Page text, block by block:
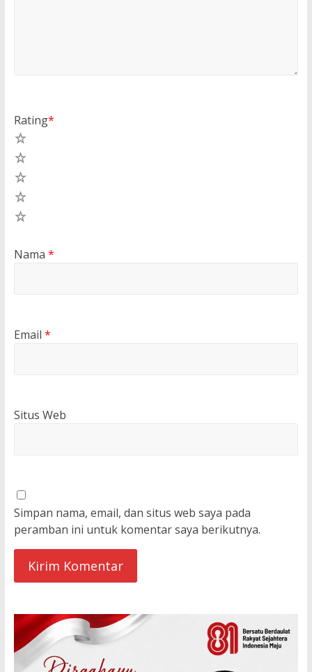
Rating*
Nama *
Email *
Situs Web
Simpan nama, email, dan situs web saya pada
peramban ini untuk komentar saya berikutnya.